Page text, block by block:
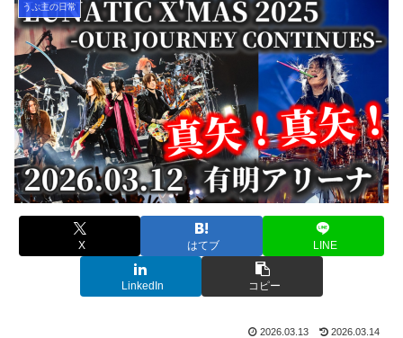
うぷ主の日常
X はてブ LINE
LinkedIn コピー
2026.03.13 2026.03.14